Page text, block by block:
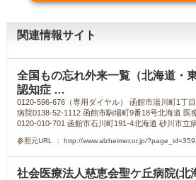
関連情報サイト
全国もの忘れ外来一覧（北海道・
認知症 …
0120-596-676（専用ダイヤル） 函館市湯川町1丁
病院0138-52-1112 函館市駒場町9番18号北海道 医
0120-010-701 函館市石川町191-4北海道 砂川市立
参照元URL ： http://www.alzheimer.or.jp/
社会医療法人慈恵会聖ケ丘病院(北